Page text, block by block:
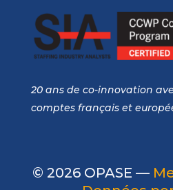
20 ans de co-innovation
comptes français et
© 2026 OPASE —